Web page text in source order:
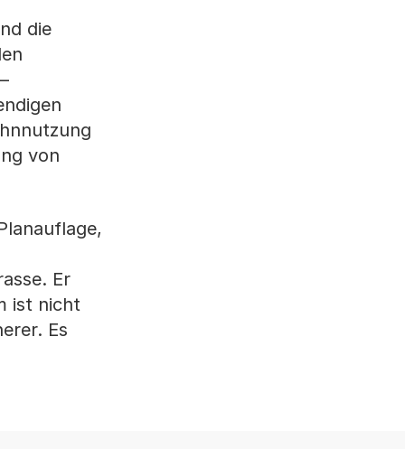
die
von
Er
ist nicht
Es